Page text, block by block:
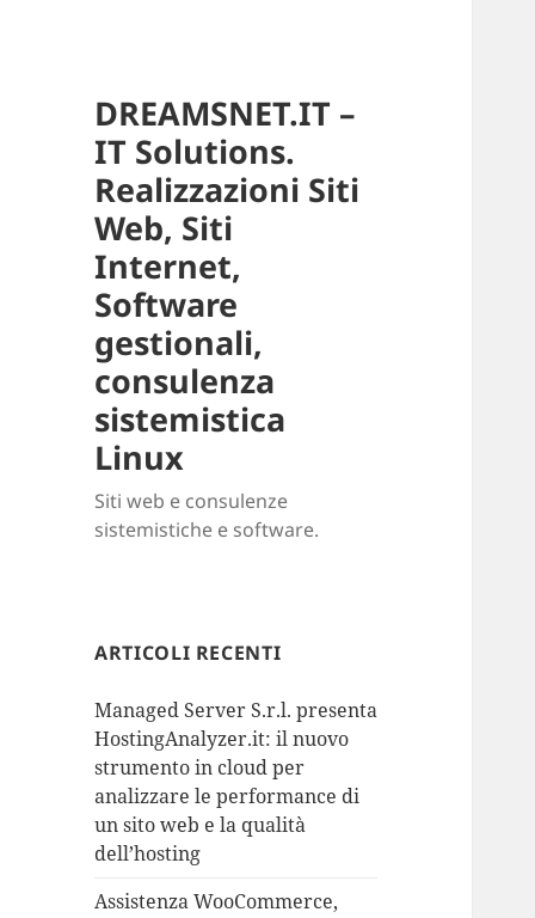
DREAMSNET.IT –
IT Solutions.
Realizzazioni Siti
Web, Siti
Internet,
Software
gestionali,
consulenza
sistemistica
Linux
Siti web e consulenze
sistemistiche e software.
ARTICOLI RECENTI
Managed Server S.r.l. presenta
HostingAnalyzer.it: il nuovo
strumento in cloud per
analizzare le performance di
un sito web e la qualità
dell’hosting
Assistenza WooCommerce,